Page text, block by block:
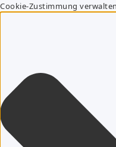
Cookie-Zustimmung verwalten